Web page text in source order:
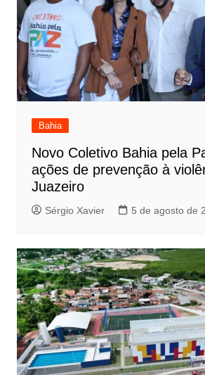
Bahia
Novo Coletivo Bahia pela
ações de prevenção à
Juazeiro
Sérgio Xavier 5 de agosto de